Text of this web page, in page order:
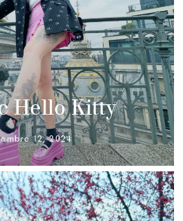
Hello Kitty
12, 2024